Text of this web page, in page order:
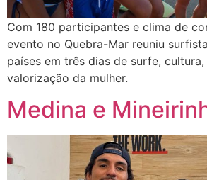
Com 180 participantes e clima de
evento no Quebra-Mar reuniu
países em três dias de surfe,
valorização da mulher.
Medina e